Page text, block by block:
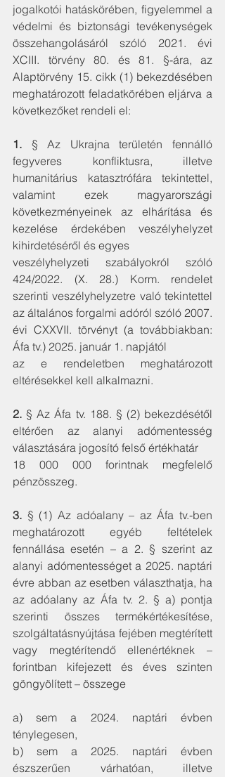
jogalkotói hatáskörében, figyelemmel a
védelmi és biztonsági tevékenységek
összehangolásáról szóló 2021. évi
XCIII. törvény 80. és 81. §-ára, az
Alaptörvény 15. cikk (1) bekezdésében
meghatározott feladatkörében eljárva a
következőket rendeli el:
1. § Az Ukrajna területén fennálló
fegyveres konfliktusra, illetve
humanitárius katasztrófára tekintettel,
valamint ezek magyarországi
következményeinek az elhárítása és
kezelése érdekében veszélyhelyzet
kihirdetéséről és egyes
veszélyhelyzeti szabályokról szóló
424/2022. (X. 28.) Korm. rendelet
szerinti veszélyhelyzetre való tekintettel
az általános forgalmi adóról szóló 2007.
évi CXXVII. törvényt (a továbbiakban:
Áfa tv.) 2025. január 1. napjától
az e rendeletben meghatározott
eltérésekkel kell alkalmazni.
2. § Az Áfa tv. 188. § (2) bekezdésétől
eltérően az alanyi adómentesség
választására jogosító felső értékhatár
18 000 000 forintnak megfelelő
pénzösszeg.
3. § (1) Az adóalany – az Áfa tv.-ben
meghatározott egyéb feltételek
fennállása esetén – a 2. § szerint az
alanyi adómentességet a 2025. naptári
évre abban az esetben választhatja, ha
az adóalany az Áfa tv. 2. § a) pontja
szerinti összes termékértékesítése,
szolgáltatásnyújtása fejében megtérített
vagy megtérítendő ellenértéknek –
forintban kifejezett és éves szinten
göngyölített – összege
a) sem a 2024. naptári évben
ténylegesen,
b) sem a 2025. naptári évben
észszerűen várhatóan, illetve